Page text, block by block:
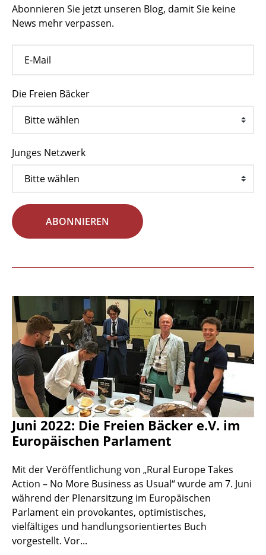
Abonnieren Sie jetzt unseren Blog, damit Sie keine
News mehr verpassen.
Die Freien Bäcker
Junges Netzwerk
ABONNIEREN
Juni 2022: Die Freien Bäcker e.V. im
Europäischen Parlament
Mit der Veröffentlichung von „Rural Europe Takes
Action – No More Business as Usual“ wurde am 7. Juni
während der Plenarsitzung im Europäischen
Parlament ein provokantes, optimistisches,
vielfältiges und handlungsorientiertes Buch
vorgestellt. Vor...